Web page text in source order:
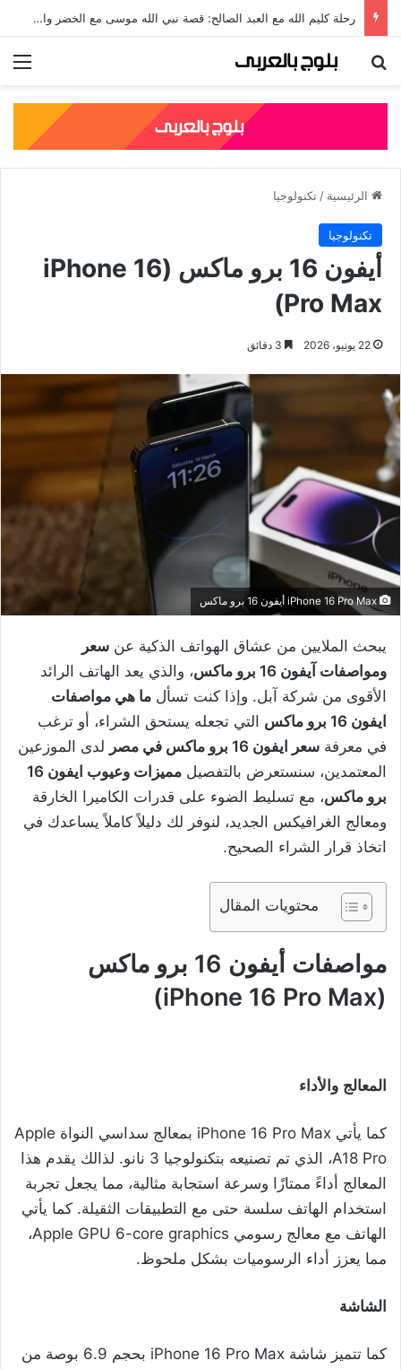
رحلة كليم الله مع العبد الصالح: قصة نبي الله موسى مع الخضر والدروس المستفادة منها
بحث عن
الرئيسية / تكنولوجيا
تكنولوجيا
أيفون 16 برو ماكس (iPhone 16
Pro Max)
22 يونيو، 2026
يبحث الملايين من عشاق الهواتف الذكية عن سعر
ومواصفات آيفون 16 برو ماكس
، والذي يعد الهاتف الرائد
الأقوى من شركة آبل. وإذا كنت تسأل ما هي مواصفات
ايفون 16 برو ماكس
التي تجعله يستحق الشراء، أو ترغب
في معرفة سعر ايفون 16 برو ماكس في مصر
لدى الموزعين
المعتمدين، سنستعرض بالتفصيل
مميزات وعيوب ايفون 16
برو ماكس، مع تسليط الضوء على قدرات الكاميرا الخارقة
ومعالج الغرافيكس الجديد، لنوفر لك دليلاً كاملاً يساعدك في
اتخاذ قرار الشراء الصحيح.
محتويات المقال
مواصفات أيفون 16 برو ماكس
(iPhone 16 Pro Max)
المعالج والأداء
كما يأتي iPhone 16 Pro Max بمعالج سداسي النواة Apple
A18 Pro، الذي تم تصنيعه بتكنولوجيا 3 نانو. لذالك يقدم هذا
المعالج أداءً ممتازًا وسرعة استجابة مثالية، مما يجعل تجربة
استخدام الهاتف سلسة حتى مع التطبيقات الثقيلة. كما يأتي
الهاتف مع معالج رسومي Apple GPU 6-core graphics،
مما يعزز أداء الرسوميات بشكل ملحوظ.
الشاشة
كما تتميز شاشة iPhone 16 Pro Max بحجم 6.9 بوصة من